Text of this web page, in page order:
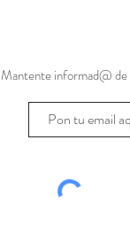
Mantente informad@ de